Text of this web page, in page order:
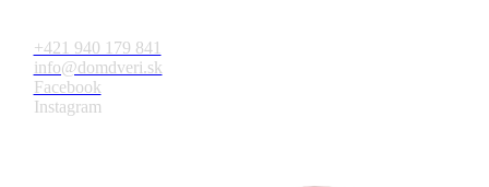
+421 940 179 841
info@domdveri.sk
Facebook
Instagram